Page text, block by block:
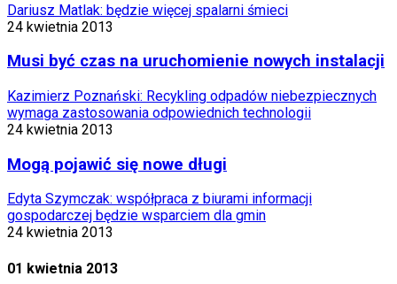
Dariusz Matlak: będzie więcej spalarni śmieci
24 kwietnia 2013
Musi być czas na uruchomienie nowych instalacji
Kazimierz Poznański: Recykling odpadów niebezpiecznych
wymaga zastosowania odpowiednich technologii
24 kwietnia 2013
Mogą pojawić się nowe długi
Edyta Szymczak: współpraca z biurami informacji
gospodarczej będzie wsparciem dla gmin
24 kwietnia 2013
01 kwietnia 2013